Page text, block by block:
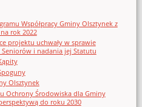
Współpracy Gminy Olsztynek z
rok 2022
projektu uchwały w sprawie
i nadania jej Statutu
Olsztynek
Ochrony Środowiska dla Gminy
do roku 2030